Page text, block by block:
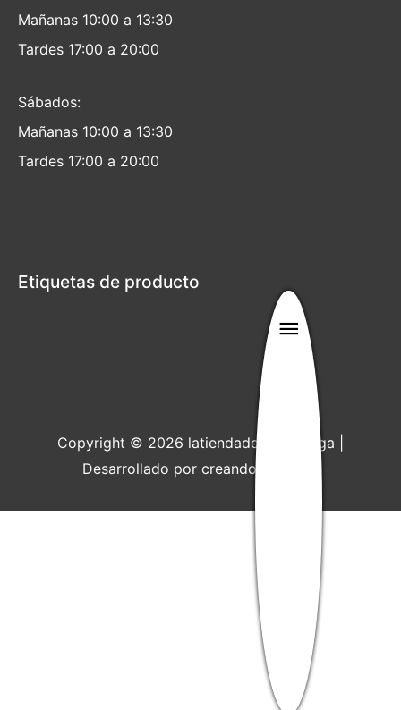
Menú
principal
Mañanas 10:00 a 13:30
Tardes 17:00 a 20:00
Sábados:
Mañanas 10:00 a 13:30
Tardes 17:00 a 20:00
Etiquetas de producto
Copyright © 2026 latiendadecovadonga
Desarrollado por creandoweb.com